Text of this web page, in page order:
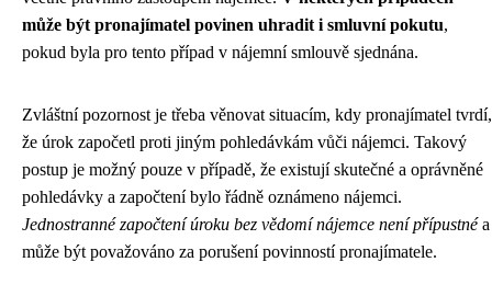
může být pronajímatel povinen uhradit i smluvní pokutu,
pokud byla pro tento případ v nájemní smlouvě sjednána.
Zvláštní pozornost je třeba věnovat situacím, kdy pronajímatel tvrdí,
že úrok započetl proti jiným pohledávkám vůči nájemci. Takový
postup je možný pouze v případě, že existují skutečné a oprávněné
pohledávky a započtení bylo řádně oznámeno nájemci.
Jednostranné započtení úroku bez vědomí nájemce není přípustnéa
může být považováno za porušení povinností pronajímatele.